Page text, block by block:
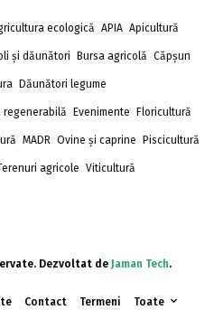
ecologică APIA Apicultură
și dăunători Bursa agricolă Căpșun
Dăunători legume
regenerabilă Evenimente Floricultură
MADR Ovine și caprine Piscicultură
agricole Viticultură
Dezvoltat de Jaman Tech.
Contact Termeni Toate